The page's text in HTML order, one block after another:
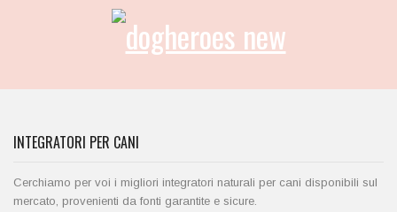
INTEGRATORI PER CANI
Cerchiamo per voi i migliori integratori naturali per cani disponibili sul
mercato, provenienti da fonti garantite e sicure.